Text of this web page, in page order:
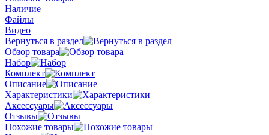
Наличие
Файлы
Видео
Вернуться в раздел
Обзор товара
Набор
Комплект
Описание
Характеристики
Аксессуары
Отзывы
Похожие товары